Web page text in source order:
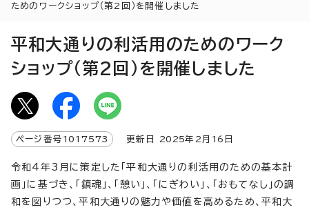
ためのワークショップ（第2回）を開催しました
平和大通りの利活用のためのワーク
ショップ（第2回）を開催しました
ページ番号 1017573 更新日 2025年2月 16 日
令和4年3月に策定した「平和大通りの利活用のための基本計
画」に基づき、「鎮魂」、「憩い」、「にぎわい」、「おもてなし」の調
和を図りつつ、平和大通りの魅力や価値を高めるため、平和大